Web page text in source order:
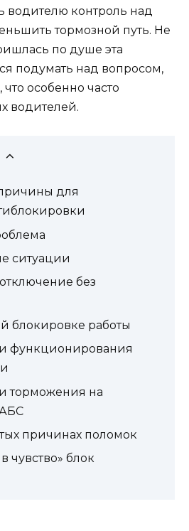
водителю контроль над
тормозной путь. Не
по душе эта
подумать над вопросом,
особенно часто
водителей.
для
ситуации
без
блокировке работы
функционирования
торможения на
причинах поломок
чувство» блок